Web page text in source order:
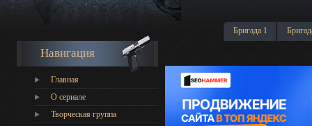
Бригада 1
Навигация
Главная
О сериале
Творческая группа